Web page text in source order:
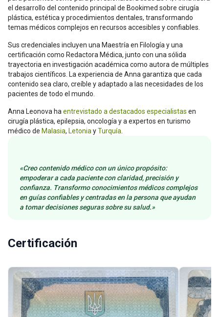
el desarrollo del contenido principal de Bookimed sobre cirugía
plástica, estética y procedimientos dentales, transformando
temas médicos complejos en recursos accesibles y confiables.
Sus credenciales incluyen una Maestría en Filología y una
certificación como Redactora Médica, junto con una sólida
trayectoria en investigación académica como autora de múltiples
trabajos científicos. La experiencia de Anna garantiza que cada
contenido sea claro, creíble y adaptado a las necesidades de los
pacientes de todo el mundo.
Anna Leonova ha entrevistado a destacados especialistas en
cirugía plástica, epilepsia, oncología y a expertos en turismo
médico de Malasia, Letonia yTurquía
«Creo contenido médico con un único propósito:
empoderar a cada paciente con claridad, precisión y
confianza. Transformo conocimientos médicos complejos
en guías confiables y centradas en la persona que ayudan
a tomar decisiones seguras sobre su salud.»
Certificación